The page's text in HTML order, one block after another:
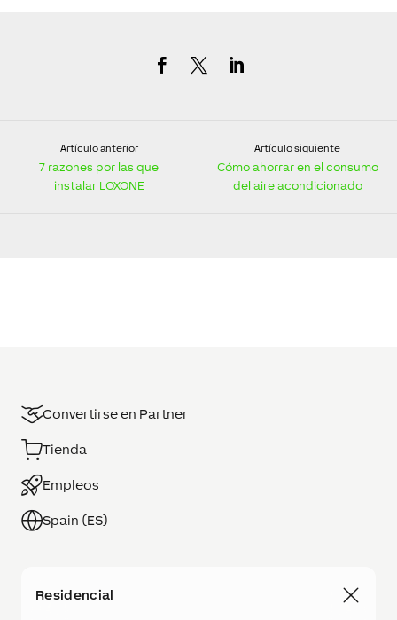
Artículo anterior
7 razones por las que
instalar LOXONE
Artículo siguiente
Cómo ahorrar en el consumo
del aire acondicionado
Convertirse en Partner
Tienda
Empleos
Spain (ES)
Residencial